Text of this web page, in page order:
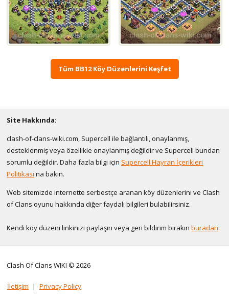
Tüm BB12 Köy Düzenlerini Keşfet
Site Hakkında:
clash-of-clans-wiki.com, Supercell ile bağlantılı, onaylanmış,
desteklenmiş veya özellikle onaylanmış değildir ve Supercell bundan
sorumlu değildir. Daha fazla bilgi için Supercell Hayran İçerikleri
Politikası'na bakın.
Web sitemizde internette serbestçe aranan köy düzenlerini ve Clash
of Clans oyunu hakkında diğer faydalı bilgileri bulabilirsiniz.
Kendi köy düzeni linkinizi paylaşın veya geri bildirim bırakın buradan.
Clash Of Clans WIKI © 2026
İletişim | Privacy Policy